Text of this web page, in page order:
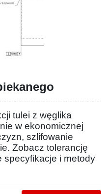
tulei z węglika
w ekonomicznej
szlifowanie
Zobacz tolerancję
specyfikacje i metody